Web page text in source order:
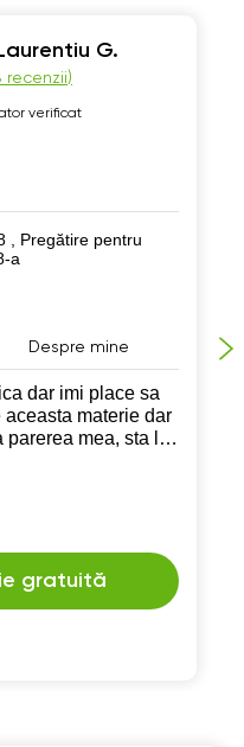
G.
recenzii)
verificat
, Pregătire pentru
a
Despre mine
dar imi place sa
materie dar
parerea mea, sta la
lucru minunat sa
gratuită